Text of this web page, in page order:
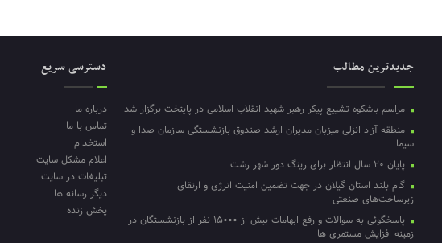
جدیدترین مطالب
مراسم باشکوه تشییع پیکر رهبر شهید انقلاب اسلامی در پایتخت برگزار شد
منطقه آزاد انزلی میزبان مدیران ارشد صندوق بازنشستگی سازمان صدا و
سیما
پایان ۲۰ سال انتظار برای رینگ دور شهر رشت
گام بلند استان گیلان در جهت تضمین امنیت انرژی و ارتقای
زیرساخت‌های صنعتی
پاسخگوئی به سوالات و رفع ابهامات بیش از ۱۵۰۰۰ نفر از بازنشستگان در
زمینه افزایش مستمری ها
دسترسی سریع
درباره ما
تماس با ما
استخدام
اعلام مشکل سایت
تبلیغات در سایت
دیگر رسانه ها
پخش زنده